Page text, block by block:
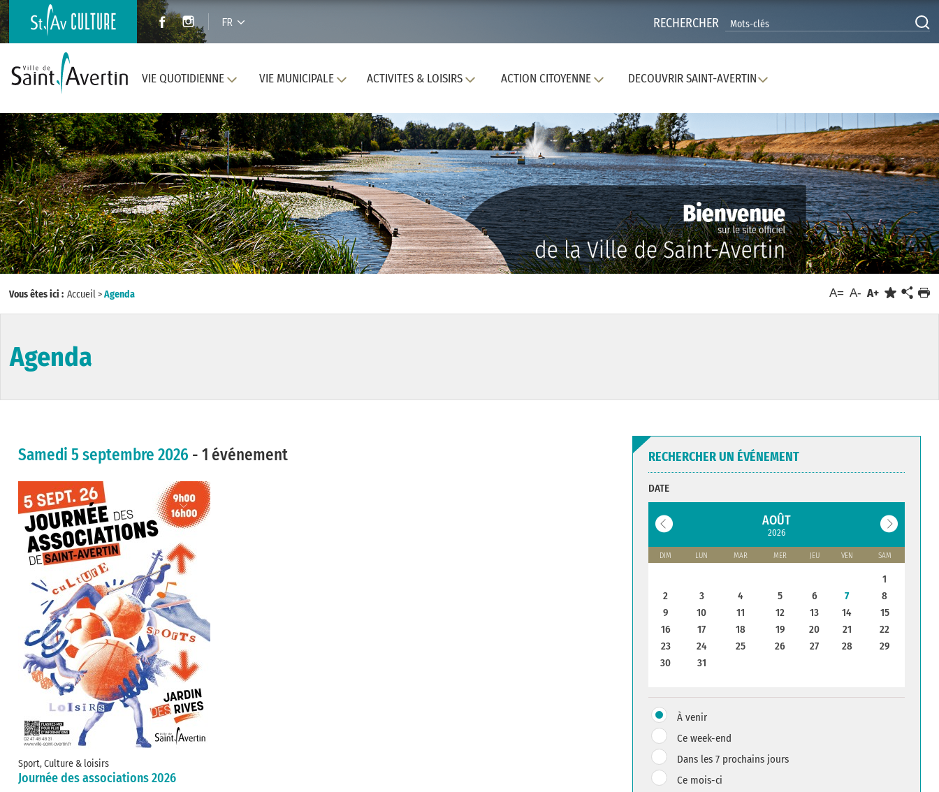
FR RECHERCHER
VIE QUOTIDIENNE VIE MUNICIPALE ACTIVITES & LOISIRS ACTION CITOYENNE DECOUVRIR SAINT-AVERTIN
Vous êtes ici : Accueil>Agenda A= A- A+
Agenda
Samedi 5 septembre 2026 - 1 événement
Sport, Culture & loisirs
Journée des associations 2026
RECHERCHER UN ÉVÉNEMENT
DATE
AOÛT
2026
DIM LUN MAR MER JEU VEN SAM
1
2
3 4 5 6 7
8
9
10 11 12 13 14
15
16
17 18 19 20 21
22
23
24 25 26 27 28
29
30
31
À venir
Ce week-end
Dans les 7 prochains jours
Ce mois-ci